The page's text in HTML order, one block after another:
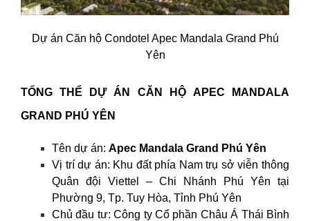
Dự án Căn hộ Condotel Apec Mandala Grand Phú
Yên
TỔNG THỂ DỰ ÁN CĂN HỘ APEC MANDALA
GRAND PHÚ YÊN
Tên dự án: Apec Mandala Grand Phú Yên
Vị trí dự án: Khu đất phía Nam trụ sở viễn thông
Quân đội Viettel – Chi Nhánh Phú Yên tại
Phường 9, Tp. Tuy Hòa, Tỉnh Phú Yên
Chủ đầu tư: Công ty Cổ phần Châu Á Thái Bình